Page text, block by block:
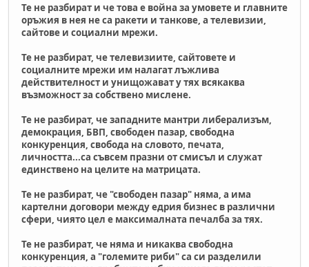
Те не разбират и че това е война за умовете и главните
оръжия в нея не са ракети и танкове, а телевизии,
сайтове и социални мрежи.
Те не разбират, че телевизиите, сайтовете и
социалните мрежи им налагат лъжлива
действителност и унищожават у тях всякаква
възможност за собствено мислене.
Те не разбират, че западните мантри либерализъм,
демокрация, БВП, свободен пазар, свободна
конкуренция, свобода на словото, печата,
личността...са съвсем празни от смисъл и служат
единствено на целите на матрицата.
Те не разбират, че "свободен пазар" няма, а има
картелни договори между едрия бизнес в различни
сфери, чиято цел е максималната печалба за тях.
Те не разбират, че няма и никаква свободна
конкуренция, а "големите риби" са си разделили